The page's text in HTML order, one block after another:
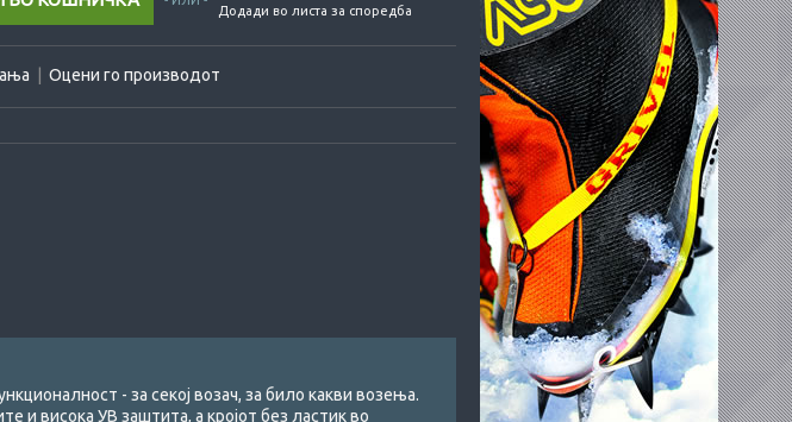
Додади во листа за споредба
Оцени го производот
- за секој возач, за било какви возења.
и висока УВ заштита, а кројот без ластик во